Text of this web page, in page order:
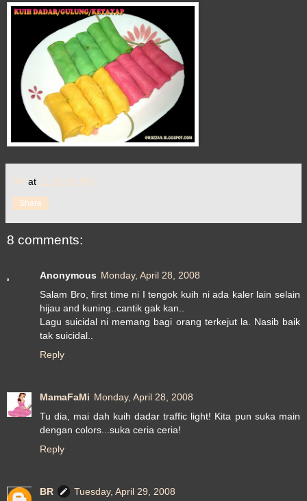
BR at 11:30:00 PM
Share
8 comments:
Anonymous Monday, April 28, 2008
Salam Bro, first time ni I tengok kuih ni ada kaler lain selain
hijau and kuning..cantik gak kan..
Lagu suicidal ni memang bagi orang terkejut la. Nasib baik
tak suicidal..
Reply
MamaFaMi Monday, April 28, 2008
Tu dia, mai dah kuih dadar traffic light! Kita pun suka main
dengan colors...suka ceria ceria!
Reply
BR
Tuesday, April 29, 2008